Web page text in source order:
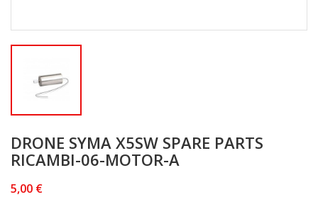
DRONE SYMA X5SW SPARE PARTS
RICAMBI-06-MOTOR-A
5,00 €